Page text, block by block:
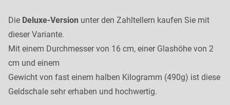
Die Deluxe-Version unter den Zahltellern kaufen Sie mit
dieser Variante.
Mit einem Durchmesser von 16 cm, einer Glashöhe von 2
cm und einem
Gewicht von fast einem halben Kilogramm (490g) ist diese
Geldschale sehr erhaben und hochwertig.